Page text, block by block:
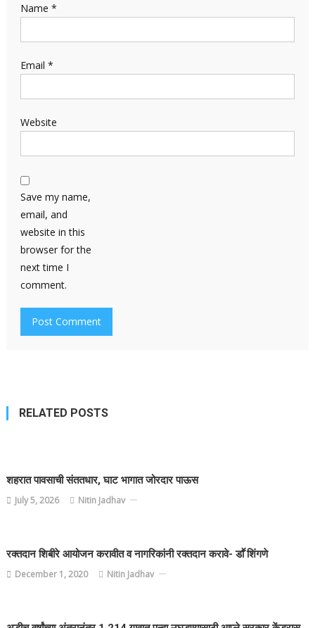
Name *
Email *
Website
Save my name,
email, and
website in this
browser for the
next time I
comment.
RELATED POSTS
शहरात पावसाची संततधार, घाट भागात जोरदार पाऊस
July 5, 2026 Nitin Jadhav
रक्तदान शिबीरे आयोजन करावीत व नागरिकांनी रक्तदान करावे- डाॕ शिंगणे
December 1, 2020 Nitin Jadhav